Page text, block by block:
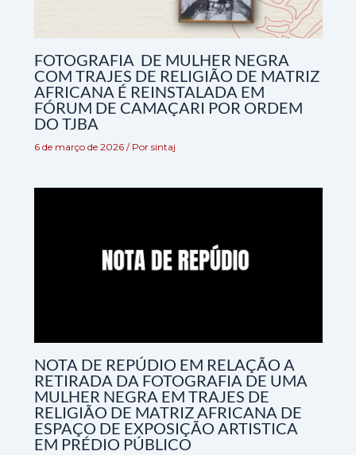
FOTOGRAFIA DE MULHER NEGRA
COM TRAJES DE RELIGIÃO DE MATRIZ
AFRICANA É REINSTALADA EM
FÓRUM DE CAMAÇARI POR ORDEM
DO TJBA
6 de março de 2026 / Por sintaj
NOTA DE REPÚDIO EM RELAÇÃO A
RETIRADA DA FOTOGRAFIA DE UMA
MULHER NEGRA EM TRAJES DE
RELIGIÃO DE MATRIZ AFRICANA DE
ESPAÇO DE EXPOSIÇÃO ARTISTICA
EM PRÉDIO PÚBLICO